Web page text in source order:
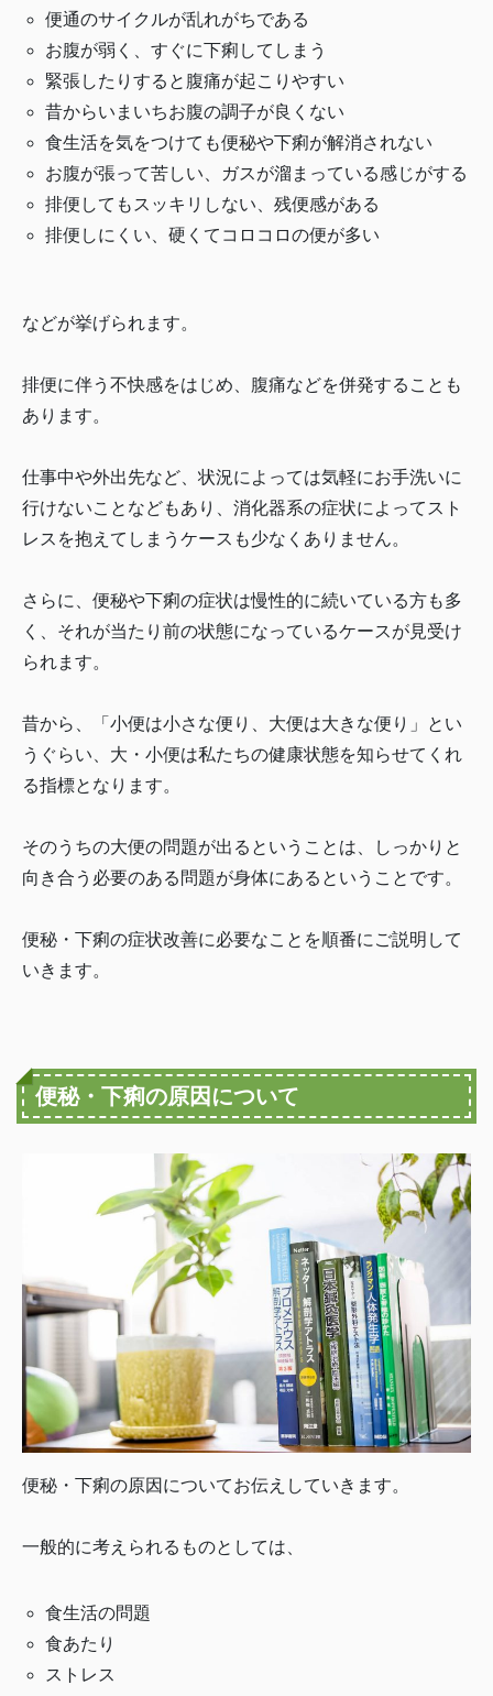
便通のサイクルが乱れがちである
お腹が弱く、すぐに下痢してしまう
緊張したりすると腹痛が起こりやすい
昔からいまいちお腹の調子が良くない
食生活を気をつけても便秘や下痢が解消されない
お腹が張って苦しい、ガスが溜まっている感じがする
排便してもスッキリしない、残便感がある
排便しにくい、硬くてコロコロの便が多い
などが挙げられます。
排便に伴う不快感をはじめ、腹痛などを併発することも
あります。
仕事中や外出先など、状況によっては気軽にお手洗いに
行けないことなどもあり、消化器系の症状によってスト
レスを抱えてしまうケースも少なくありません。
さらに、便秘や下痢の症状は慢性的に続いている方も多
く、それが当たり前の状態になっているケースが見受け
られます。
昔から、「小便は小さな便り、大便は大きな便り」とい
うぐらい、大・小便は私たちの健康状態を知らせてくれ
る指標となります。
そのうちの大便の問題が出るということは、しっかりと
向き合う必要のある問題が身体にあるということです。
便秘・下痢の症状改善に必要なことを順番にご説明して
いきます。
便秘・下痢の原因について
便秘・下痢の原因についてお伝えしていきます。
一般的に考えられるものとしては、
食生活の問題
食あたり
ストレス